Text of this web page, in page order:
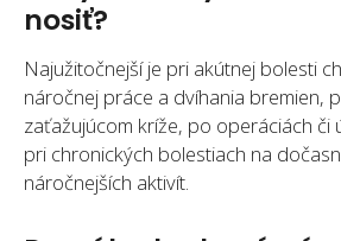
nosiť?
Najužitočnejší je pri akútnej bolesti
náročnej práce a dvíhania bremien,
zaťažujúcom kríže, po operáciách či
pri chronických bolestiach na
náročnejších aktivít.